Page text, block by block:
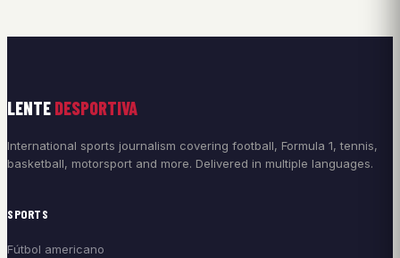
LENTE DESPORTIVA
International sports journalism covering football, Formula 1, tennis,
basketball, motorsport and more. Delivered in multiple languages.
SPORTS
Fútbol americano